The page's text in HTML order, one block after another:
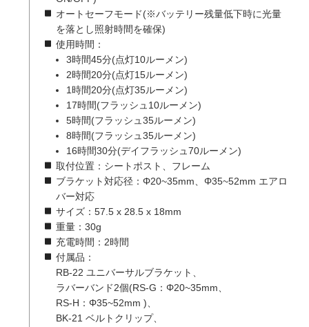
オートセーフモード(※バッテリー残量低下時に光量
を落とし照射時間を確保)
使用時間：
3時間45分(点灯10ルーメン)
2時間20分(点灯15ルーメン)
1時間20分(点灯35ルーメン)
17時間(フラッシュ10ルーメン)
5時間(フラッシュ35ルーメン)
8時間(フラッシュ35ルーメン)
16時間30分(デイフラッシュ70ルーメン)
取付位置：シートポスト、フレーム
ブラケット対応径：Φ20~35mm、Φ35~52mm エアロ
バー対応
サイズ：57.5 x 28.5 x 18mm
重量：30g
充電時間：2時間
付属品：
RB-22 ユニバーサルブラケット、
ラバーバンド2個(RS-G：Φ20~35mm、
RS-H：Φ35~52mm )、
BK-21 ベルトクリップ、